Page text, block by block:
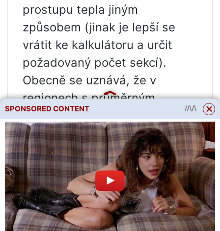
prostupu tepla jiným
způsobem (jinak je lepší se
vrátit ke kalkulátoru a určit
požadovaný počet sekcí).
Obecně se uznává, že v
regionech s průměrným
klimatem stačí 1002 W/m k
vytvoření normálních podmínek
v chladném období. Proto
musíte vynásobit celkovou
plochu místnosti 100.
Q = S × 100, kde Q je přenos
tepla a S je plocha vytápěné
SPONSORED CONTENT